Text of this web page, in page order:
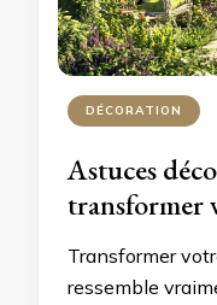
DÉCORATION
Astuces
transformer
Transformer
ressemble